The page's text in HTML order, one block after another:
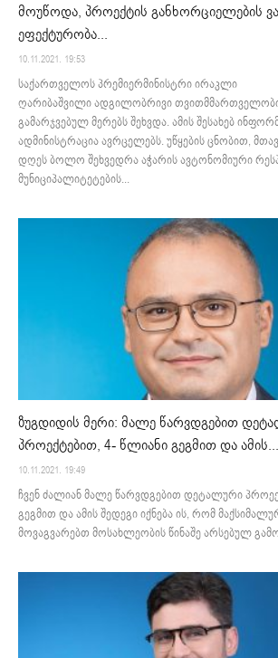
მოუწოდა, პროექტის განხორციელების
ეფექტურობა...
10.11.2021. 19:53
საქართველოს პრემიერმინისტრი ირაკლი
ღარიბაშვილი ადგილობრივი
გამარჯვებულ მერებს შეხვდა. ამის შესახებ
ადმინისტრაცია ავრცელებს. უწყების ცნობით,
დღეს ბოლო შეხვედრა აჭარის ავტონომიური
მუნიციპალიტეტების...
ზუგდიდის მერი: მალე წარვდგებით
პროექტებით, 4- წლიანი გეგმით და ამის...
10.11.2021. 19:49
ჩვენ ძალიან მალე წარვდგებით დეტალური
გეგმით და ამის შედეგი იქნება ის, რომ
მოვაგვარებთ მოსახლეობის წინაშე არსებულ